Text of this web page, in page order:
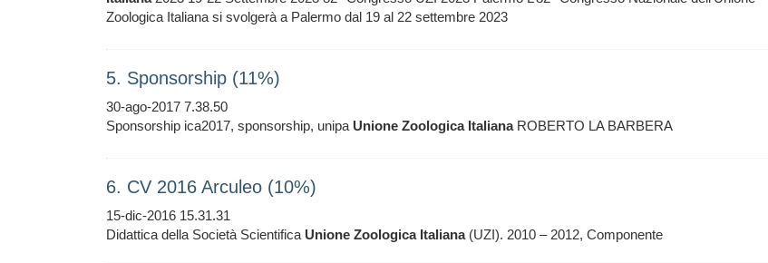
Zoologica Italiana si svolgerà a Palermo dal 19 al 22 settembre 2023
5. Sponsorship (11%)
30-ago-2017 7.38.50
Sponsorship ica2017, sponsorship, unipa Unione Zoologica ItalianaROBERTO LA BARBERA
6. CV 2016 Arculeo (10%)
15-dic-2016 15.31.31
Didattica della Società Scientifica Unione Zoologica Italiana(UZI). 2010 – 2012, Componente